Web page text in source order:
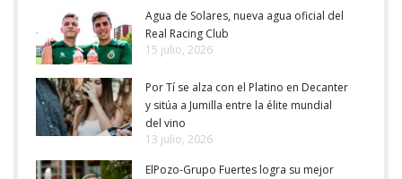
Agua de Solares, nueva agua oficial del
Real Racing Club
15 julio, 2026
Por Tí se alza con el Platino en Decanter
y sitúa a Jumilla entre la élite mundial
del vino
13 julio, 2026
ElPozo-Grupo Fuertes logra su mejor